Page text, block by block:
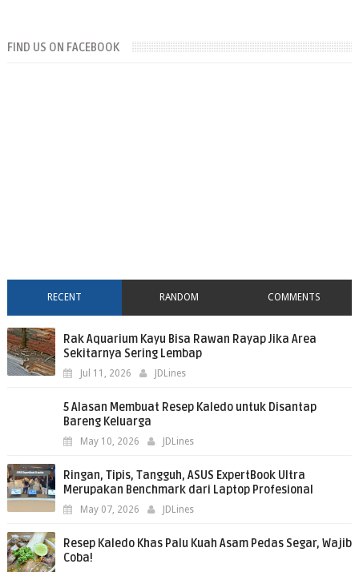
FIND US ON FACEBOOK
RECENT RANDOM COMMENTS
Rak Aquarium Kayu Bisa Rawan Rayap Jika Area
Sekitarnya Sering Lembap
Jul 11, 2026 JDLines
5 Alasan Membuat Resep Kaledo untuk Disantap
Bareng Keluarga
May 10, 2026 JDLines
Ringan, Tipis, Tangguh, ASUS ExpertBook Ultra
Merupakan Benchmark dari Laptop Profesional
May 07, 2026 JDLines
Resep Kaledo Khas Palu Kuah Asam Pedas Segar, Wajib
Coba!